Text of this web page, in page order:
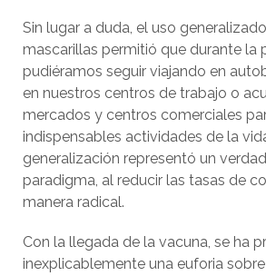
Sin lugar a duda, el uso
mascarillas permitió que durante la
pudiéramos seguir viajando en
en nuestros centros de trabajo o
mercados y centros comerciales
indispensables actividades de la
generalización representó un
paradigma, al reducir las tasas de
manera radical.
Con la llegada de la vacuna, se ha
inexplicablemente una euforia